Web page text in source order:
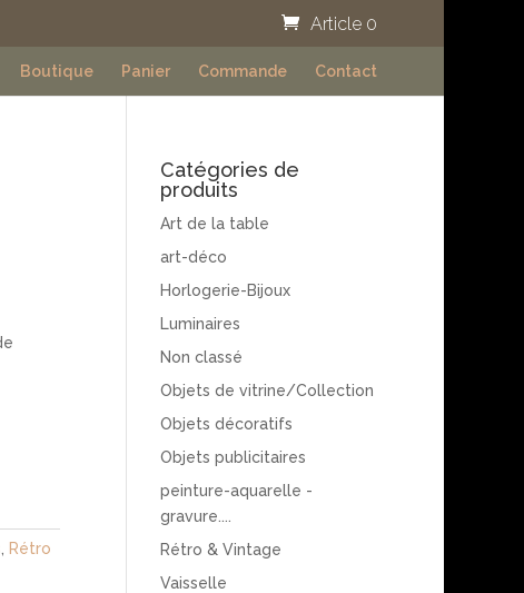
Article 0
Boutique Panier Commande Contact
, Rétro
Catégories de
produits
Art de la table
art-déco
Horlogerie-Bijoux
Luminaires
Non classé
Objets de vitrine/Collection
Objets décoratifs
Objets publicitaires
peinture-aquarelle -
gravure....
Rétro & Vintage
Vaisselle